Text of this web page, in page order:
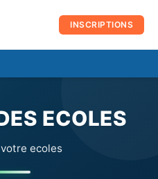
INSCRIPTIONS
ECOLES
ecoles